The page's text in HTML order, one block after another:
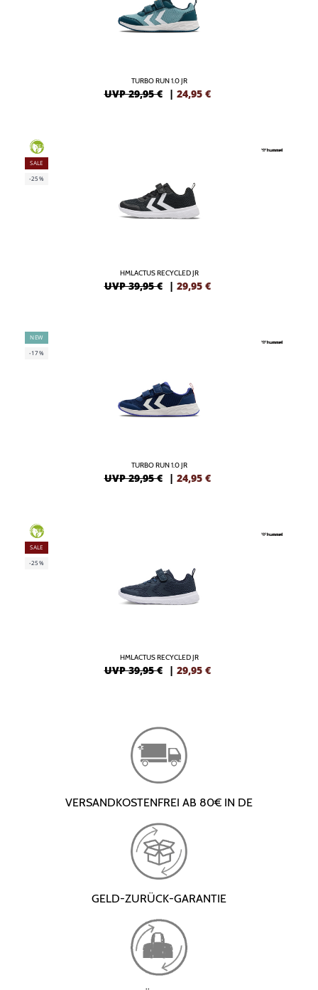
TURBO RUN 1.0 JR
UVP 29,95 € | 24,95 €
GREEN
SALE
-25%
HMLACTUS RECYCLED JR
UVP 39,95 € | 29,95 €
NEW
-17%
TURBO RUN 1.0 JR
UVP 29,95 € | 24,95 €
GREEN
SALE
-25%
HMLACTUS RECYCLED JR
UVP 39,95 € | 29,95 €
VERSANDKOSTENFREI AB 80€ IN DE
GELD-ZURÜCK-GARANTIE